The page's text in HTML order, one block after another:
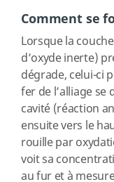
Comment se
Lorsque la
d’oxyde inerte)
dégrade, celui-ci
fer de l’alliage se
cavité (réaction
ensuite vers le
rouille par
voit sa
au fur et à